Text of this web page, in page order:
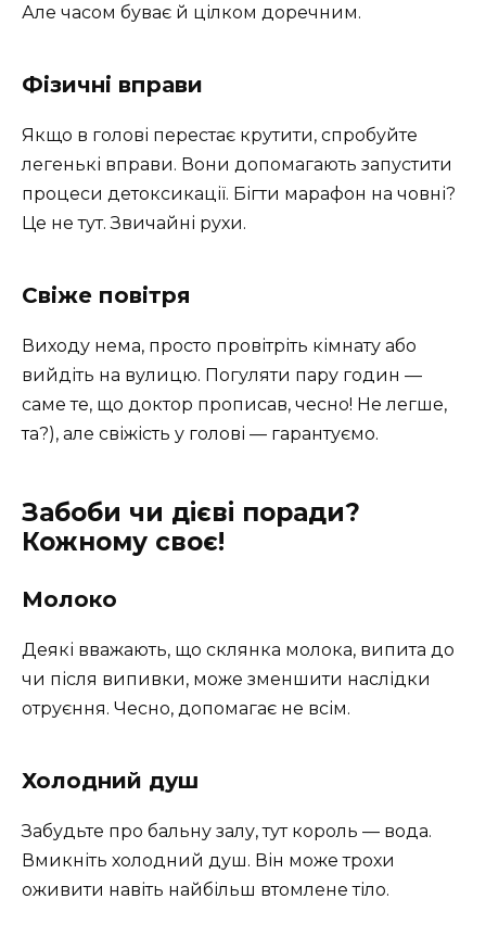
Але часом буває й цілком доречним.
Фізичні вправи
Якщо в голові перестає крутити, спробуйте
легенькі вправи. Вони допомагають запустити
процеси детоксикації. Бігти марафон на човні?
Це не тут. Звичайні рухи.
Свіже повітря
Виходу нема, просто провітріть кімнату або
вийдіть на вулицю. Погуляти пару годин —
саме те, що доктор прописав, чесно! Не легше,
та?), але свіжість у голові — гарантуємо.
Забоби чи дієві поради?
Кожному своє!
Молоко
Деякі вважають, що склянка молока, випита до
чи після випивки, може зменшити наслідки
отруєння. Чесно, допомагає не всім.
Холодний душ
Забудьте про бальну залу, тут король — вода.
Вмикніть холодний душ. Він може трохи
оживити навіть найбільш втомлене тіло.